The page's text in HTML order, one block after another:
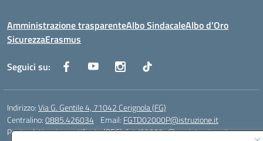
Amministrazione trasparenteAlbo SindacaleAlbo d’Oro
SicurezzaErasmus
Seguici su:
Indirizzo:Via G. Gentile 4, 71042 Cerignola (FG)
Centralino:0885.426034 Email: FGTD02000P@istruzione.it
Posta elettronica certificata (PEC):fgtd02000p@pec.istruzione.it